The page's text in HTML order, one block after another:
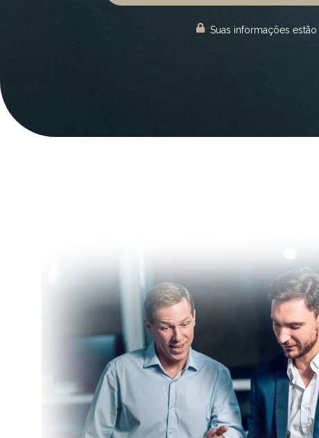
Suas informações estão